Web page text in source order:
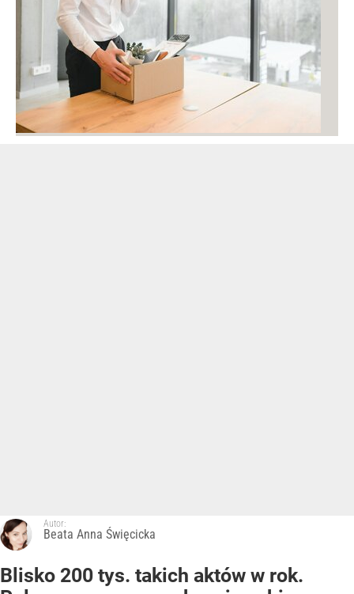
Autor:
Beata Anna Święcicka
Blisko 200 tys. takich aktów w rok.